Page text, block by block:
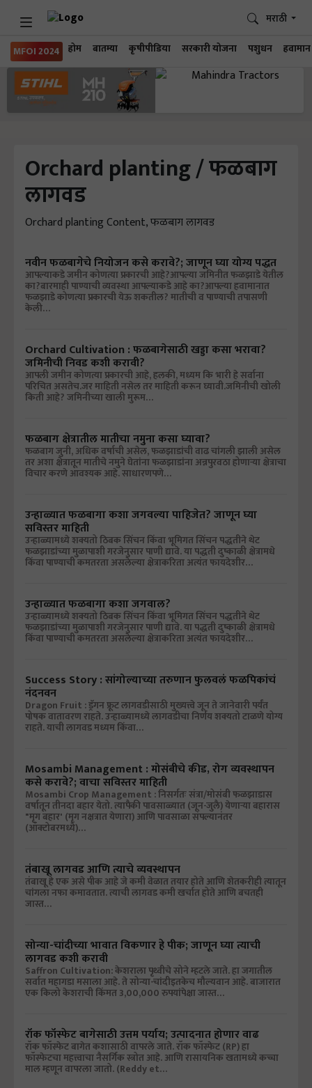
MFOI 2024 होम बातम्या कृषीपीडिया सरकारी योजना पशुधन हवामान
मराठी
Orchard planting / फळबाग
लागवड
Orchard planting Content, फळबाग लागवड
नवीन फळबागेचे नियोजन कसे करावे?; जाणून घ्या योग्य पद्धत
आपल्याकडे जमीन कोणत्या प्रकारची आहे?आपल्या जमिनीत फळझाडे येतील
का?बारमाही पाण्याची व्यवस्था आपल्याकडे आहे का?आपल्या हवामानात
फळझाडे कोणत्या प्रकारची येऊ शकतील? मातीची व पाण्याची तपासणी
केली…
Orchard Cultivation : फळबागेसाठी खड्डा कसा भरावा?
जमिनीची निवड कशी करावी?
आपली जमीन कोणत्या प्रकारची आहे, हलकी, मध्यम कि भारी हे सर्वाना
परिचित असतेच.जर माहिती नसेल तर माहिती करून घ्यावी.जमिनीची खोली
किती आहे? जमिनीच्या खाली मुरूम…
फळबाग क्षेत्रातील मातीचा नमुना कसा घ्यावा?
फळबाग जुनी, अधिक वर्षाची असेल, फळझाडांची वाढ चांगली झाली असेल
तर अशा क्षेत्रातून मातीचे नमुने घेतांना फळझाडांना अन्नपुरवठा होणाऱ्या क्षेत्राचा
विचार करणे आवश्यक आहे. साधारणपणे…
उन्हाळ्यात फळबागा कशा जगवल्या पाहिजेत? जाणून घ्या
सविस्तर माहिती
उन्हाळ्यामध्ये शक्यतो ठिबक सिंचन किंवा भूमिगत सिंचन पद्धतीने थेट
फळझाडांच्या मुळापाशी गरजेनुसार पाणी द्यावे. या पद्धती दुष्काळी क्षेत्रामधे
किंवा पाण्याची कमतरता असलेल्या क्षेत्राकरिता अत्यंत फायदेशीर…
उन्हाळ्यात फळबागा कशा जगवाल?
उन्हाळ्यामध्ये शक्यतो ठिबक सिंचन किंवा भूमिगत सिंचन पद्धतीने थेट
फळझाडांच्या मुळापाशी गरजेनुसार पाणी द्यावे. या पद्धती दुष्काळी क्षेत्रामधे
किंवा पाण्याची कमतरता असलेल्या क्षेत्राकरिता अत्यंत फायदेशीर…
Success Story : सांगोल्याच्या तरुणान फुलवलं फळपिकांचं
नंदनवन
Dragon Fruit : ड्रॅगन फ्रूट लागवडीसाठी मुख्यत्त्वे जून ते जानेवारी पर्यंत
पोषक वातावरण राहते. उन्हाळ्यामध्ये लागवडीचा निर्णय शक्यतो टाळणे योग्य
राहते. याची लागवड मध्यम किंवा…
Mosambi Management : मोसंबीचे कीड, रोग व्यवस्थापन
कसे करावे?; वाचा सविस्तर माहिती
Mosambi Crop Management : निसर्गतः संत्रा/मोसंबी फळझाडास
वर्षातून तीनदा बहार येतो. त्यापैकी पावसाळ्यात (जून-जुलै) येणाऱ्या बहारास
"मृग बहार' (मृग नक्षत्रात येणारा) आणि पावसाळा संपल्यानंतर
(ऑक्‍टोबरमध्ये)…
तंबाखू लागवड आणि त्याचे व्यवस्थापन
तंबाखू हे एक असे पीक आहे जे कमी वेळात तयार होते आणि शेतकरीही त्यातून
चांगला नफा कमावतात. त्याची लागवड कमी खर्चात होते आणि बचतही
जास्त…
सोन्या-चांदीच्या भावात विकणार हे पीक; जाणून घ्या त्याची
लागवड कशी करावी
Saffron Cultivation: केशराला पृथ्वीचे सोने म्हटले जाते. हा जगातील
सर्वात महागडा मसाला आहे. ते सोन्या-चांदीइतकेच मौल्यवान आहे. बाजारात
एक किलो केशराची किंमत 3,00,000 रुपयांपेक्षा जास्त…
रॉक फॉस्फेट बागेसाठी उत्तम पर्याय; उत्पादनात होणार वाढ
रॉक फॉस्फेट बागेत कशासाठी वापरले जाते. रॉक फॉस्फेट (RP) हा
फॉस्फेटचा महत्त्वाचा नैसर्गिक स्त्रोत आहे. आणि रासायनिक खतामध्ये कच्चा
माल म्हणून वापरला जातो. (Reddy et…